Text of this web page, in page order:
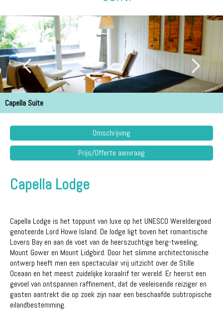
Capella Suite
Omschrijving
Prijs/Offerte aanvraag
Capella Lodge
Capella Lodge is het toppunt van luxe op het UNESCO Wereldergoed
genoteerde Lord Howe Island. De lodge ligt boven het romantische
Lovers Bay en aan de voet van de heerszuchtige berg-tweeling,
Mount Gower en Mount Lidgbird. Door het slimme architectonische
ontwerp heeft men een spectaculair vrij uitzicht over de Stille
Oceaan en het meest zuidelijke koraalrif ter wereld. Er heerst een
gevoel van ontspannen raffinement, dat de veeleisende reiziger en
gasten aantrekt die op zoek zijn naar een beschaafde subtropische
eilandbestemming.